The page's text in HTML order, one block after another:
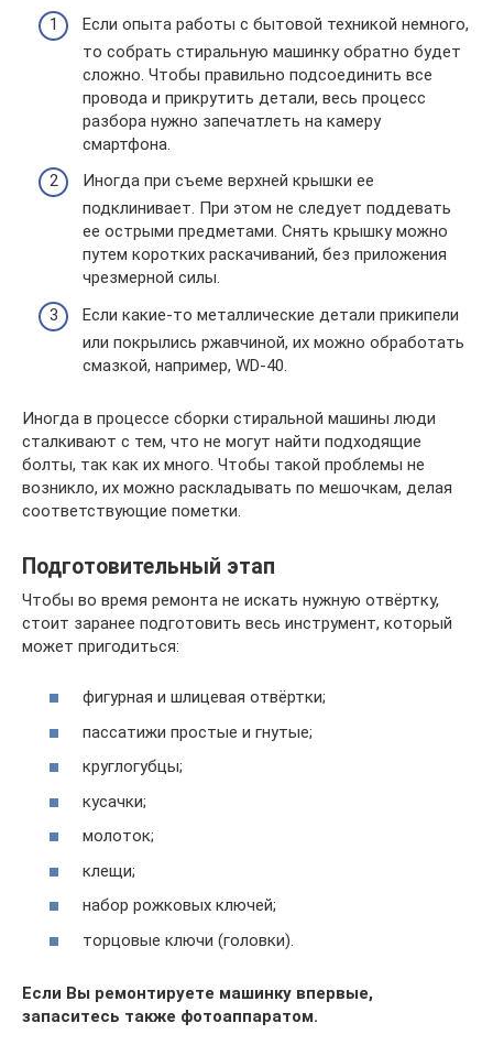
Если опыта работы с бытовой техникой немного,
то собрать стиральную машинку обратно будет
сложно. Чтобы правильно подсоединить все
провода и прикрутить детали, весь процесс
разбора нужно запечатлеть на камеру
смартфона.
Иногда при съеме верхней крышки ее
подклинивает. При этом не следует поддевать
ее острыми предметами. Снять крышку можно
путем коротких раскачиваний, без приложения
чрезмерной силы.
Если какие-то металлические детали прикипели
или покрылись ржавчиной, их можно обработать
смазкой, например, WD-40.
Иногда в процессе сборки стиральной машины люди
сталкивают с тем, что не могут найти подходящие
болты, так как их много. Чтобы такой проблемы не
возникло, их можно раскладывать по мешочкам, делая
соответствующие пометки.
Подготовительный этап
Чтобы во время ремонта не искать нужную отвёртку,
стоит заранее подготовить весь инструмент, который
может пригодиться:
фигурная и шлицевая отвёртки;
пассатижи простые и гнутые;
круглогубцы;
кусачки;
молоток;
клещи;
набор рожковых ключей;
торцовые ключи (головки).
Если Вы ремонтируете машинку впервые,
запаситесь также фотоаппаратом.